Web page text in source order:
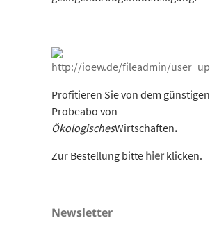
Profitieren Sie von dem günstigen
Probeabo von
ÖkologischesWirtschaften.
Zur Bestellung bitte hier klicken.
Newsletter